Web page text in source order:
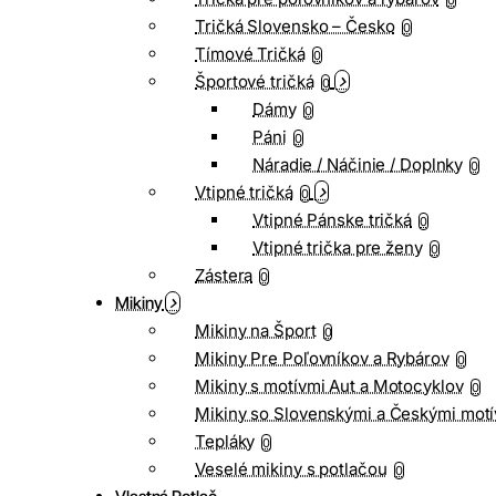
Tričká Slovensko – Česko 0
Tímové Tričká 0
Športové tričká 0
Dámy 0
Páni 0
Náradie / Náčinie / Doplnky 0
Vtipné tričká 0
Vtipné Pánske tričká 0
Vtipné trička pre ženy 0
Zástera 0
Mikiny
Mikiny na Šport 0
Mikiny Pre Poľovníkov a Rybárov 0
Mikiny s motívmi Aut a Motocyklov 0
Mikiny so Slovenskými a Českými
Tepláky 0
Veselé mikiny s potlačou 0